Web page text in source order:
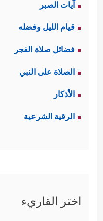
آيات الصبر
قيام الليل وفضله
فضائل صلاة الفجر
الصلاة على النبي
الأذكار
الرقية الشرعية
اختر القاريء